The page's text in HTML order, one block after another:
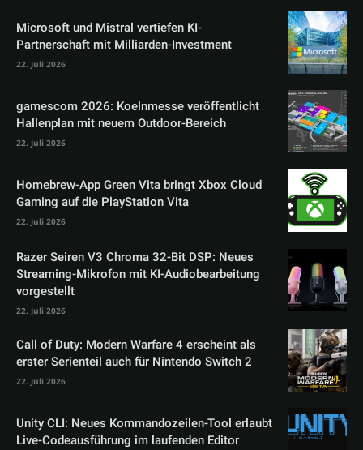
Microsoft und Mistral vertiefen KI-
Partnerschaft mit Milliarden-Investment
22. Juli 2026
gamescom 2026: Koelnmesse veröffentlicht
Hallenplan mit neuem Outdoor-Bereich
22. Juli 2026
Homebrew-App Green Vita bringt Xbox Cloud
Gaming auf die PlayStation Vita
22. Juli 2026
Razer Seiren V3 Chroma 32-Bit DSP: Neues
Streaming-Mikrofon mit KI-Audiobearbeitung
vorgestellt
22. Juli 2026
Call of Duty: Modern Warfare 4 erscheint als
erster Serienteil auch für Nintendo Switch 2
22. Juli 2026
Unity CLI: Neues Kommandozeilen-Tool erlaubt
Live-Codeausführung im laufenden Editor